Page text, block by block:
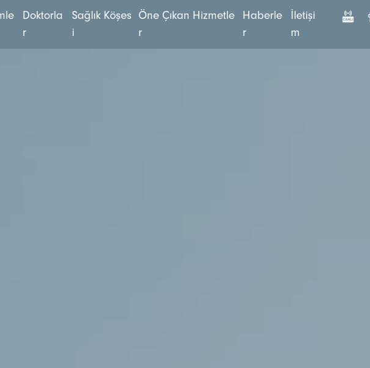
e
Doktorla
r
Sağ ık Köşes
i
Öne Çıkan Hizmetle
r
Haberle
r
letişi
m